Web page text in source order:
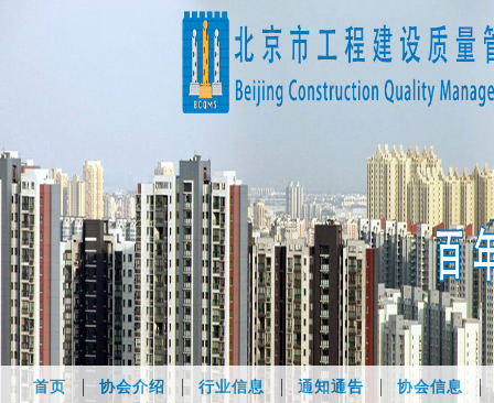
首页 协会介绍 行业信息 通知通告 协会信息